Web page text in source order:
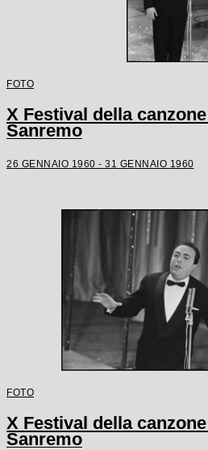
FOTO
X Festival della
Sanremo
26 GENNAIO 1960 - 31 GENNAIO 1960
FOTO
X Festival della
Sanremo